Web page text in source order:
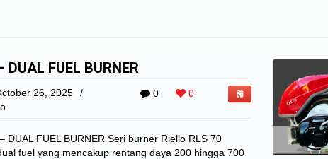
DUAL FUEL BURNER
0 0
26, 2025
/
DUAL FUEL BURNER Seri burner Riello RLS 70
fuel yang mencakup rentang daya 200 hingga 700